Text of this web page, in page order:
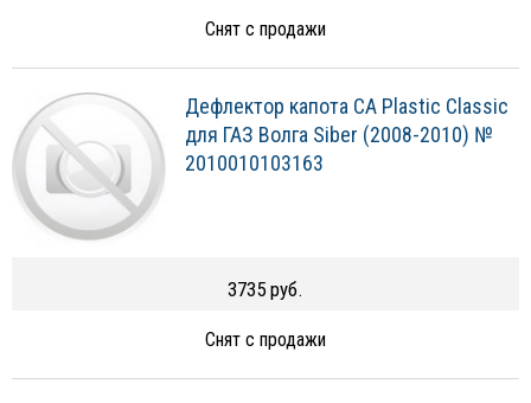
Снят с продажи
Дефлектор капота CA Plastic Classic
для ГАЗ Волга Siber (2008-2010) №
2010010103163
3735 руб.
Снят с продажи